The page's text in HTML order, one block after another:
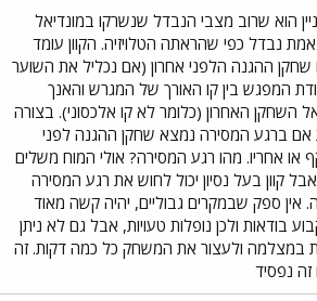
הוא שרוב מצבי הנבדל שנשרקו במונדיאל
נבדל כפי שהראתה הטלויזיה. הקוון עומד
ההגנה הלפני אחרון (אם נכליל את השוער
המפגש בין קו האורך של המגרש והאנך
השחקן האחרון (כלומר לא קו אלכסוני). בצורה
אם ברגע המסירה נמצא שחקן ההגנה לפני
או אחריו. מהו רגע המסירה? אולי המוח משלים
קוון בעל נסיון יכול לחוש את רגע המסירה
אין ספק שבמקרים גבוליים, יהיה קשה מאוד
בודאות ולכן נופלות טעויות, אבל גם לא ניתן
במצלמה ולעצור את המשחק כל כמה דקות. זה
נפסיד